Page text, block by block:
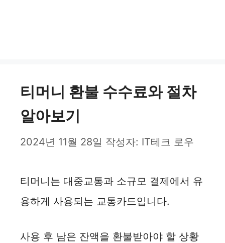
티머니 환불 수수료와 절차
알아보기
2024년 11월 28일 작성자: IT테크 로우
티머니는 대중교통과 소규모 결제에서 유
용하게 사용되는 교통카드입니다.
사용 후 남은 잔액을 환불받아야 할 상황